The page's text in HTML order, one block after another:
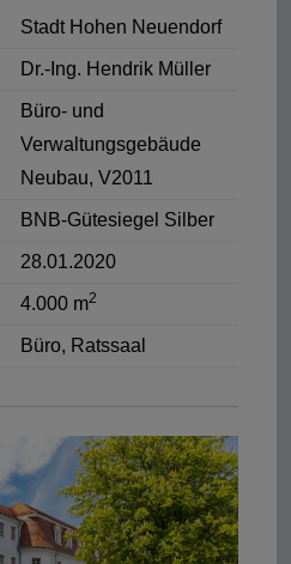
Stadt Hohen Neuendorf
Dr.-Ing. Hendrik Müller
Büro- und
Verwaltungsgebäude
Neubau, V2011
BNB-Gütesiegel Silber
28.01.2020
4.000 m2
Büro, Ratssaal